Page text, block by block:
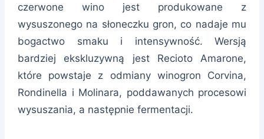
czerwone wino jest produkowane z
wysuszonego na słoneczku gron, co nadaje mu
bogactwo smaku i intensywność. Wersją
bardziej ekskluzywną jest Recioto Amarone,
które powstaje z odmiany winogron Corvina,
Rondinella i Molinara, poddawanych procesowi
wysuszania, a następnie fermentacji.